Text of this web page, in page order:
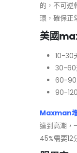
的，不可逆
環，確保正
美國
10-30
30-60
60-90
90-
Maxman
達到高潮，
45%需要